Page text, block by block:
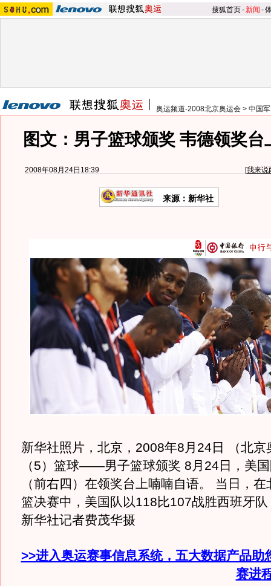
搜狐首页-新闻 -
奥运频道-2008北京奥运会 > 中国
图文：男子篮球颁奖 韦德领奖台
2008年08月24日18:39 [我来说
来源：新华社
新华社照片，北京，2008年8月24日 （北京
（5）篮球——男子篮球颁奖 8月24日，美
（前右四）在领奖台上喃喃自语。 当日，
篮决赛中，美国队以118比107战胜西班牙
新华社记者费茂华摄
>>进入奥运赛事信息系统，五大数据产品助
赛进